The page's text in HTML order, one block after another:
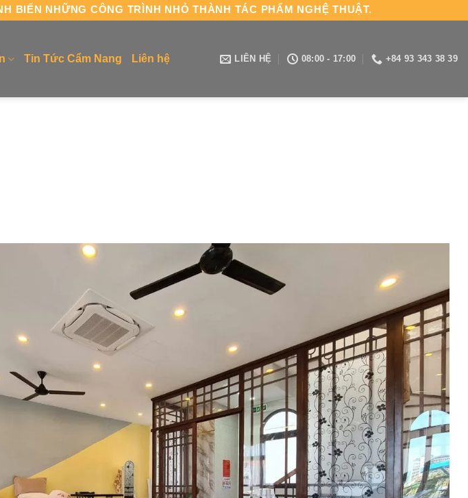
BIẾN NHỮNG CÔNG TRÌNH NHỎ THÀNH TÁC PHẨM NGHỆ THUẬT.
Tin Tức Cẩm Nang Liên hệ LIÊN HỆ 08:00 - 17:00 +84 93 343 38 39